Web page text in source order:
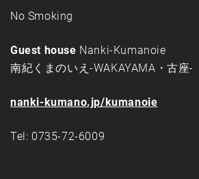
No Smoking
Guest house Nanki-Kumanoie
南紀くまのいえ-WAKAYAMA・古座-
nanki-kumano.jp/kumanoie
Tel: 0735-72-6009